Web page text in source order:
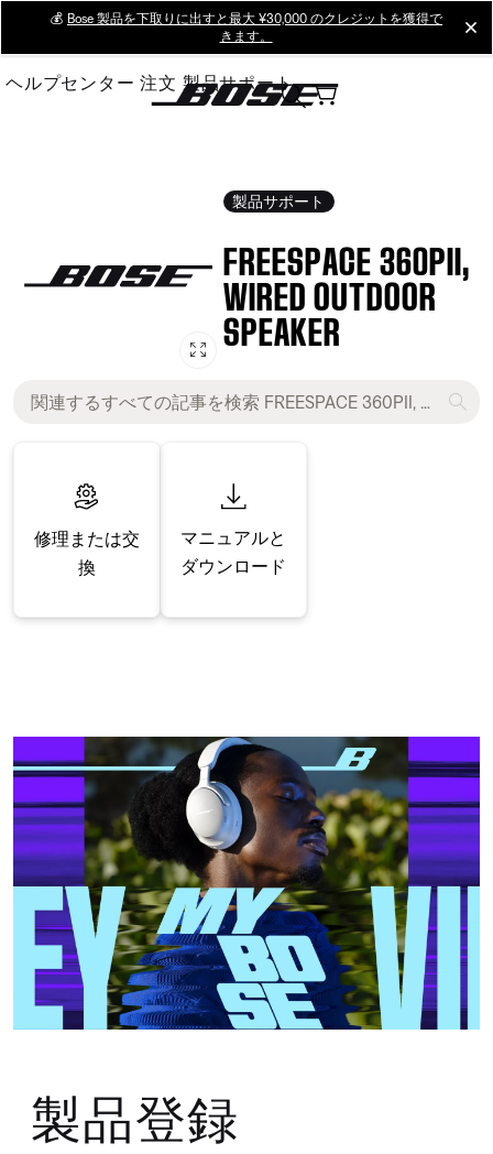
Main
💰 Bose 製品を下取りに出すと最大 ¥30,000 のクレジットを獲得で
きます。
ヘルプセンター 注文 製品サポート
製品サポート
FREESPACE 360PII,
WIRED OUTDOOR
SPEAKER
修理または交
換
マニュアルと
ダウンロード
製品登録